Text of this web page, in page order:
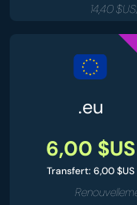
14,40
.eu
6,00 $US
Transfert: 6,00 $US